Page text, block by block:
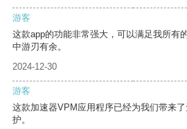
游客
这款app的功能非常强大，可以满足我所有
中游刃有余。
2024-12-30
游客
这款加速器VPM应用程序已经为我们带来
护。